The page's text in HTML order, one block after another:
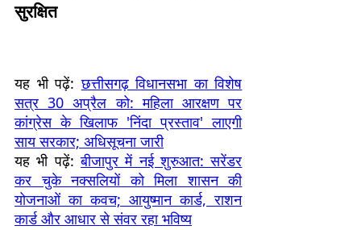
सुरक्षित
यह भी पढ़ें: छत्तीसगढ़ विधानसभा का विशेष
सत्र 30 अप्रैल को: महिला आरक्षण पर
कांग्रेस के खिलाफ 'निंदा प्रस्ताव' लाएगी
साय सरकार; अधिसूचना जारी
यह भी पढ़ें: बीजापुर में नई शुरुआत: सरेंडर
कर चुके नक्सलियों को मिला शासन की
योजनाओं का कवच; आयुष्मान कार्ड, राशन
कार्ड और आधार से संवर रहा भविष्य